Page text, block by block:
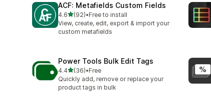
ACF: Metafields Custom Fields
4.6별 5개 중
(92)
총 리뷰 92개
•Free to install
View, create, edit, export & import your
custom metafields
Power Tools Bulk Edit Tags
4.4별 5개 중
(36)
총 리뷰 36개
•Free
Quickly add, remove or replace your
product tags in bulk